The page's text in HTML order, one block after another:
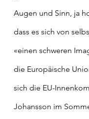
Augen und Sinn, ja
dass es sich von
«einen schweren
die Europäische
sich die EU-
Johansson im